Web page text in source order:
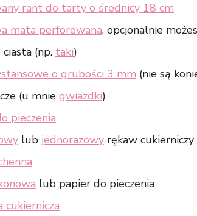
rant do tarty o średnicy 18 cm
mata perforowana, opcjonalnie
ciasta (np. taki)
o grubości 3 mm (nie są
(u mnie gwiazdki)
pieczenia
lub jednorazowy rękaw
lub papier do pieczenia
cukiernicza